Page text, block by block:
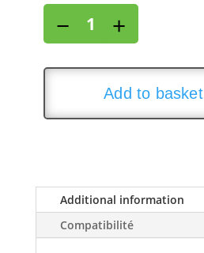
filter
for
FORD
1,8L
cv)
years
98>04
− +
Add to basket
Additional information
Compatibilité